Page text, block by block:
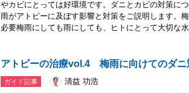
やカビにとっては好環境です。ダニとカビの対策に
雨がアトピーに及ぼす影響と対策をご説明します。
必要梅雨にしても雨にしても、ヒトにとって大切な
アトピーの治療vol.4 梅雨に向けてのダニ
ガイド記事
清益 功浩